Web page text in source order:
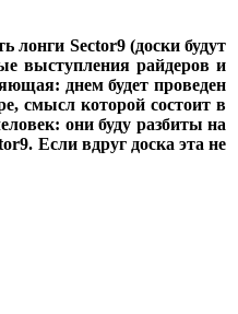
лонги Sector9 (доски будут
выступления райдеров и
днем будет проведен
смысл которой состоит в
они буду разбиты на
Если вдруг доска эта не